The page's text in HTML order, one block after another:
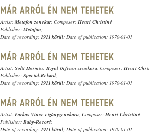
Artist: Metafon zenekar; Composer: Henri Christiné
Publisher: Metafon;
Date of recording: 1911 körül; Date of publication: 1970-01-01
Artist: Solti Hermin, Royal Orfeum zenekara; Composer: Henri
Publisher: Special-Rekord;
Date of recording: 1911 körül; Date of publication: 1970-01-01
Artist: Farkas Vince cigányzenekara; Composer: Henri Christiné
Publisher: Baby-Record;
Date of recording: 1911 körül; Date of publication: 1970-01-01